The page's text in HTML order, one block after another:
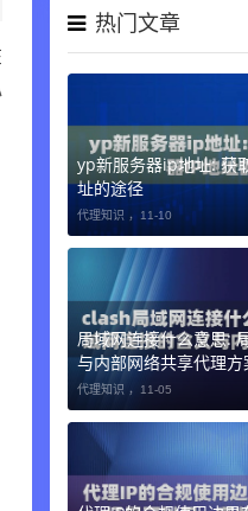
热门文章
yp新服务器ip地址: 获
址的途径
11-10
局域网连接什么意思:
与内部网络共享代理方